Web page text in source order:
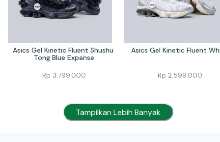
Asics Gel Kinetic Fluent Shushu
Tong Blue Expanse
Rp 3.799.000
Asics Gel Kinetic Fluent
Rp 2.599.000
Tampilkan Lebih Banyak